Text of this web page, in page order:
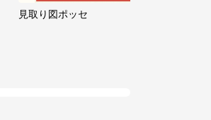
見取り図ポッセ